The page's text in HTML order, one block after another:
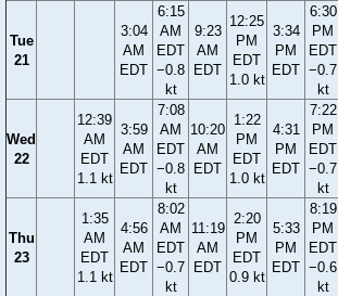
Tue
21
3:04
AM
EDT
6:15
AM
EDT
−0.8
kt
9:23
AM
EDT
12:25
PM
EDT
1.0 kt
3:34
PM
EDT
6:30
PM
EDT
−0.7
kt
Wed
22
12:39
AM
EDT
1.1 kt
3:59
AM
EDT
7:08
AM
EDT
−0.8
kt
10:20
AM
EDT
1:22
PM
EDT
1.0 kt
4:31
PM
EDT
7:22
PM
EDT
−0.7
kt
Thu
23
1:35
AM
EDT
1.1 kt
4:56
AM
EDT
8:02
AM
EDT
−0.7
kt
11:19
AM
EDT
2:20
PM
EDT
0.9 kt
5:33
PM
EDT
8:19
PM
EDT
−0.6
kt